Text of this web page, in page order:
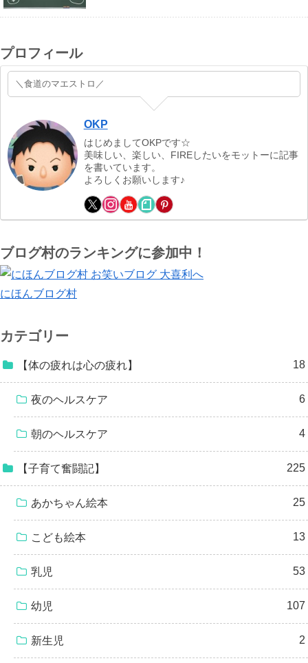
プロフィール
＼食道のマエストロ／
OKP
はじめましてOKPです☆
美味しい、楽しい、FIREしたいをモットーに記事
を書いています。
よろしくお願いします♪
ブログ村のランキングに参加中！
にほんブログ村
カテゴリー
【体の疲れは心の疲れ】 18
夜のヘルスケア 6
朝のヘルスケア 4
【子育て奮闘記】 225
あかちゃん絵本 25
こども絵本 13
乳児 53
幼児 107
新生児 2